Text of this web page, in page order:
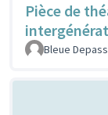
Pièce de
Bleue